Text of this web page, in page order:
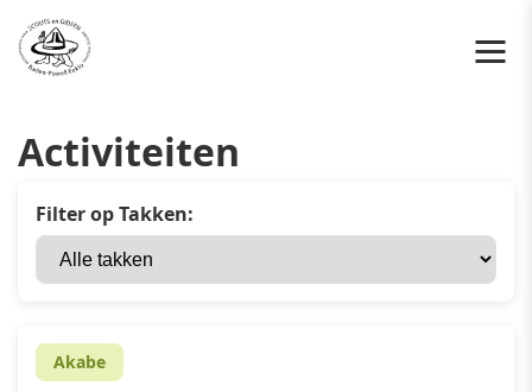
Activiteiten
Filter op Takken:
Akabe